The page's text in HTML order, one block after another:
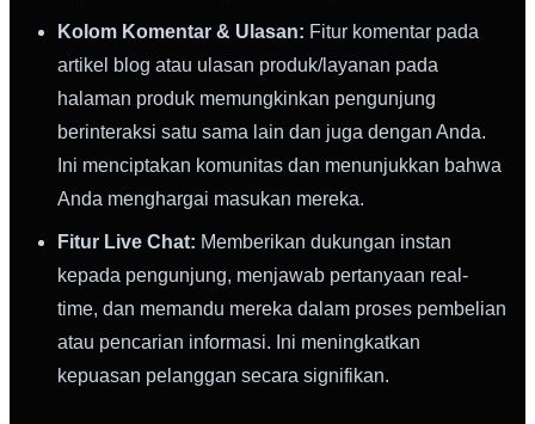
Kolom Komentar & Ulasan: Fitur komentar pada
artikel blog atau ulasan produk/layanan pada
halaman produk memungkinkan pengunjung
berinteraksi satu sama lain dan juga dengan Anda.
Ini menciptakan komunitas dan menunjukkan bahwa
Anda menghargai masukan mereka.
Fitur Live Chat: Memberikan dukungan instan
kepada pengunjung, menjawab pertanyaan real-
time, dan memandu mereka dalam proses pembelian
atau pencarian informasi. Ini meningkatkan
kepuasan pelanggan secara signifikan.